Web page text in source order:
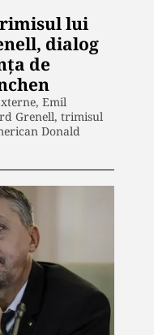
lui
dialog
de
Emil
Grenell, trimisul
Donald